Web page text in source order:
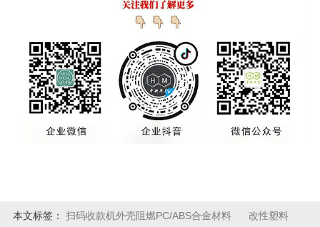
本文标签： 扫码收款机外壳阻燃PC/ABS合金材料 改性塑料